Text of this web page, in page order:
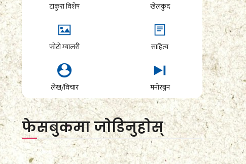
टाकुरा विशेष खेलकुद
फोटो ग्यालरी साहित्य
लेख/विचार मनोरञ्जन
फेसबुकमा जाेडिनुहाेस्